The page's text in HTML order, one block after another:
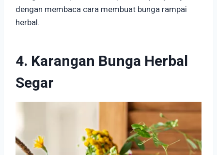
dengan membaca cara membuat bunga rampai
herbal.
4. Karangan Bunga Herbal
Segar